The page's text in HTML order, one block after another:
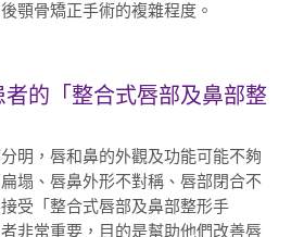
顎骨矯正手術的複雜程度。
的「整合式唇部及鼻部整
明，唇和鼻的外觀及功能可能不夠
塌、唇鼻外形不對稱、唇部閉合不
受「整合式唇部及鼻部整形手
非常重要，目的是幫助他們改善唇